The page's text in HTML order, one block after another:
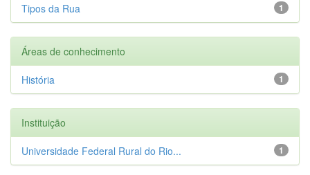
1
Tipos da Rua
Áreas de conhecimento
1
História
Instituição
1
Universidade Federal Rural do Rio...